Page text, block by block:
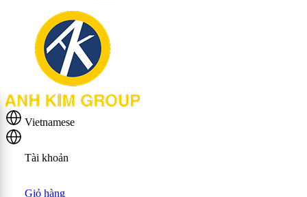
Vietnamese
Tài khoản
Giỏ hàng